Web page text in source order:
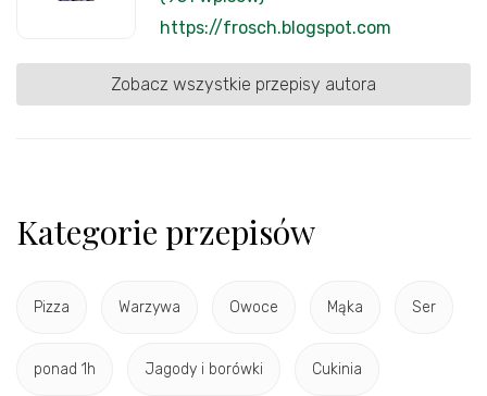
https://frosch.blogspot.com
Zobacz wszystkie przepisy autora
Kategorie przepisów
Pizza Warzywa Owoce Mąka Ser
ponad 1h Jagody i borówki Cukinia